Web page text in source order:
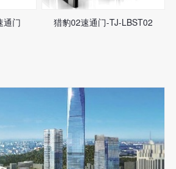
通门 猎豹02速通门-TJ-LBST02